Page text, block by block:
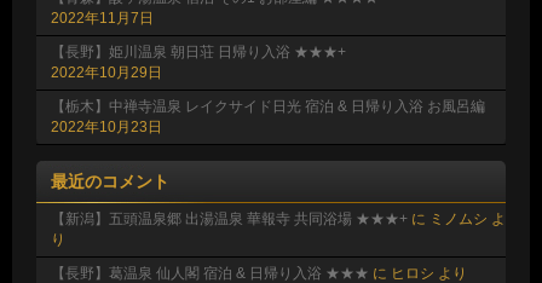
2022年11月7日
【長野】姫川温泉 朝日荘 日帰り入浴 ★★★+
2022年10月29日
【栃木】中禅寺温泉 レイクサイド日光 宿泊 & 日帰り入浴 お風呂編
2022年10月23日
最近のコメント
【新潟】五頭温泉郷 出湯温泉 華報寺 共同浴場 ★★★+ に ミノムシ よ
り
【長野】葛温泉 仙人閣 宿泊 & 日帰り入浴 ★★★ に ヒロシ より